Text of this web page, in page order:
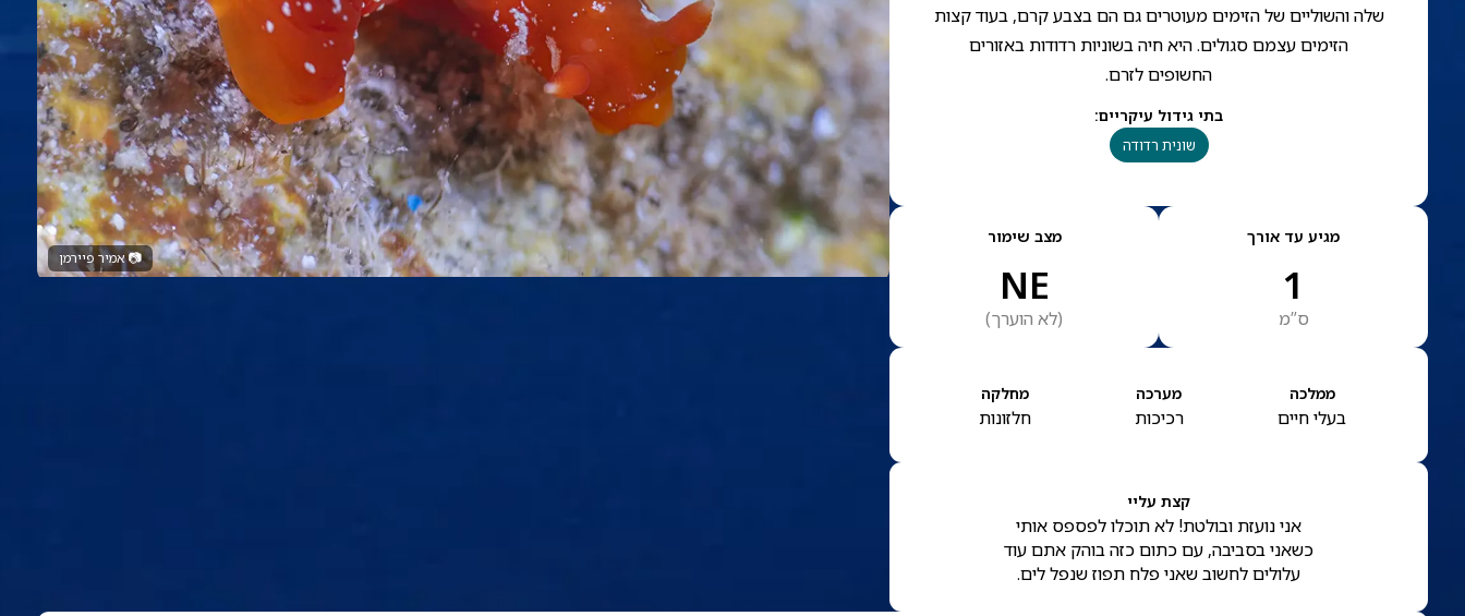
📷אמיר פיירמן
שלה והשוליים של הזימים מעוטרים גם הם בצבע קרם, בעוד קצות
הזימים עצמם סגולים. היא חיה בשוניות רדודות באזורים
החשופים לזרם.
בתי גידול עיקריים:
שונית רדודה
מגיע עד אורך
1
ס”מ
מצב שימור
NE
(לא הוערך)
ממלכה
בעלי חיים
מערכה
רכיכות
מחלקה
חלזונות
קצת עליי
אני נועזת ובולטת! לא תוכלו לפספס אותי
כשאני בסביבה, עם כתום כזה בוהק אתם עוד
עלולים לחשוב שאני פלח תפוז שנפל לים.